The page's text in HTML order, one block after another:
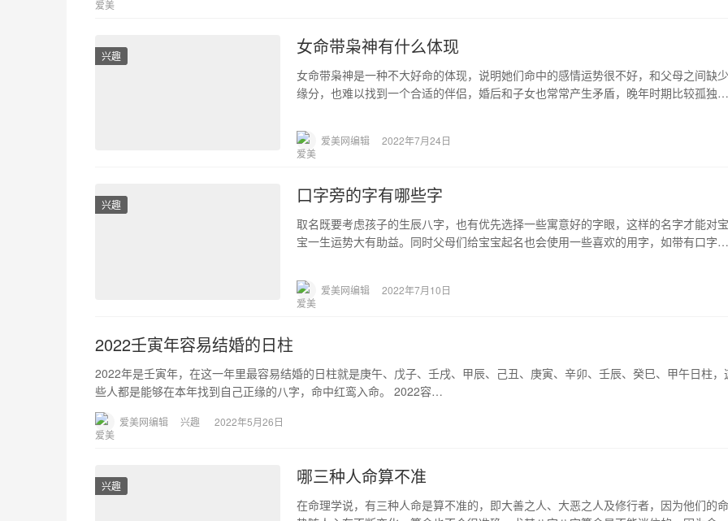
兴趣 女命带枭神有什么体现
女命带枭神是一种不大好命的体现，说明她们命中的感情运势很不好，和父母之间缺少
缘分，也难以找到一个合适的伴侣，婚后和子女也常常产生矛盾，晚年时期比较孤独，
爱美网编辑 2022年7月24日
兴趣 口字旁的字有哪些字
取名既要考虑孩子的生辰八字，也有优先选择一些寓意好的字眼，这样的名字才能对宝
宝一生运势大有助益。同时父母们给宝宝起名也会使用一些喜欢的用字，如带有口字旁
爱美网编辑 2022年7月10日
2022壬寅年容易结婚的日柱
2022年是壬寅年，在这一年里最容易结婚的日柱就是庚午、戊子、壬戌、甲辰、己丑、庚寅、辛卯、壬辰、癸巳、甲午日柱，
些人都是能够在本年找到自己正缘的八字，命中红鸾入命。 2022容…
爱美网编辑 兴趣 2022年5月26日
兴趣 哪三种人命算不准
在命理学说，有三种人命是算不准的，即大善之人、大恶之人及修行者，因为他们的命